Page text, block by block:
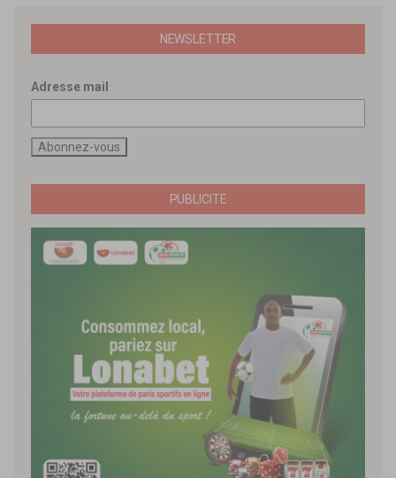
NEWSLETTER
Adresse mail
PUBLICITE